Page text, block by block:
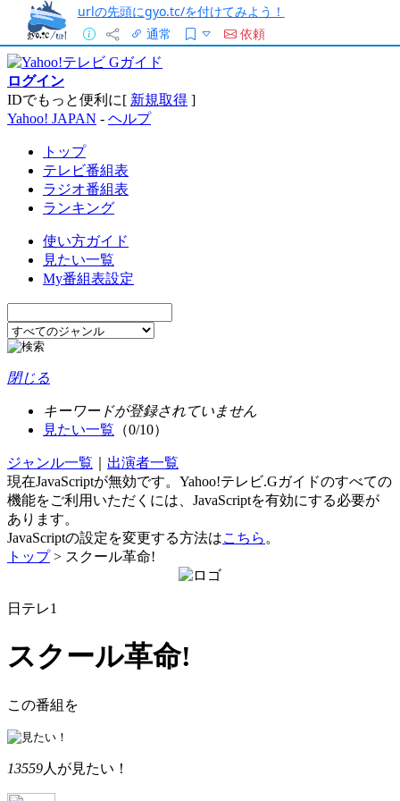
urlの先頭にgyo.tc/を付けてみよう！
通常
依頼